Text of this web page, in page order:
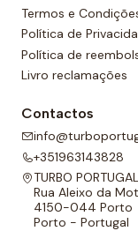
Termos e
Política de
Política de
Livro reclamações
Contactos
+351963143828
TURBO PORTUGAL
Rua Aleixo da
4150-044 Porto
Porto - Portugal